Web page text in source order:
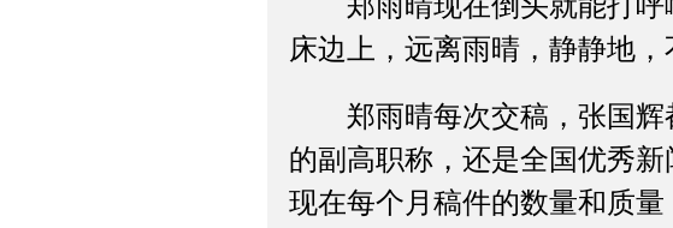
床边上，远离雨晴，静静地
郑雨晴每次交稿，张国辉
的副高职称，还是全国优秀
现在每个月稿件的数量和质